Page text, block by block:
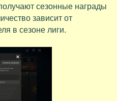
сезонные награды
зависит от
в сезоне лиги.